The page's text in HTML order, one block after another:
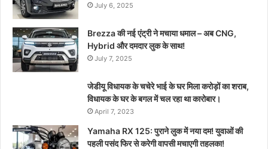
July 6, 2025
Brezza की नई एंट्री ने मचाया धमाल – अब CNG,
Hybrid और दमदार लुक के साथ!
July 7, 2025
जेडीयू विधायक के चचेरे भाई के घर मिला करोड़ों का शराब,
विधायक के घर के बगल में चल रहा था कारोबार।
April 7, 2023
Yamaha RX 125: पुराने लुक में नया दम! युवाओं की
पहली पसंद फिर से करेगी वापसी मचाएगी तहलका!